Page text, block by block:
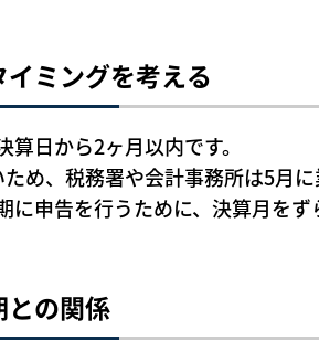
ミングを考える
日から2ヶ月以内です。
め、税務署や会計事務所は5月に
に申告を行うために、決算月をず
の関係